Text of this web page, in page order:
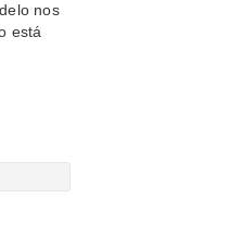
nos
está